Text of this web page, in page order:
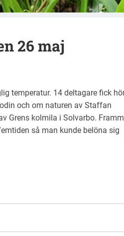
26 maj
temperatur. 14 deltagare fick
och om naturen av Staffan
Grens kolmila i Solvarbo.
så man kunde belöna sig